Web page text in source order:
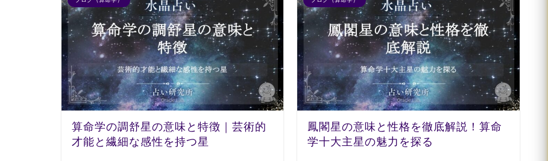
算命学の調舒星の意味と特徴｜芸術的
才能と繊細な感性を持つ星
鳳閣星の意味と性格を徹底解説！算命
学十大主星の魅力を探る